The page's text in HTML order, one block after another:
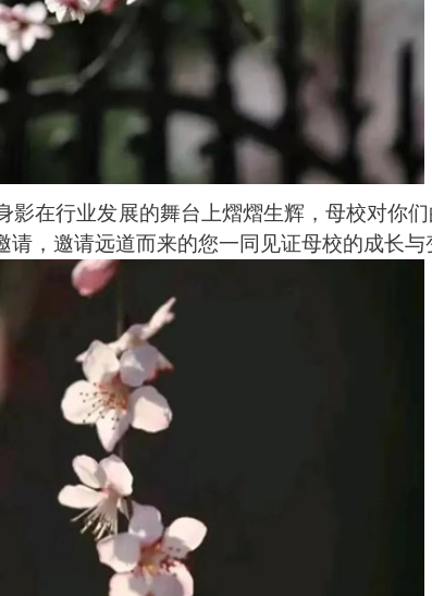
影在行业发展的舞台上熠熠生辉，母校对你
，邀请远道而来的您一同见证母校的成长与